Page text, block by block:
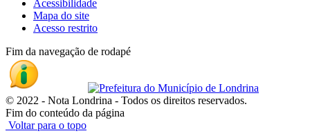
Acessibilidade
Mapa do site
Acesso restrito
Fim da navegação de rodapé
© 2022 - Nota Londrina - Todos os direitos reservados.
Fim do conteúdo da página
Voltar para o topo